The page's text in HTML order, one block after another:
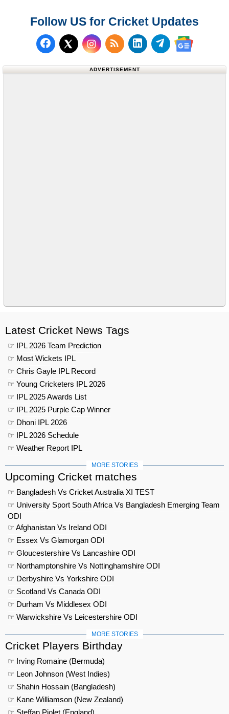
Follow US for Cricket Updates
Follow us on Facebook
Follow us on X (Twitter)
Subscribe to our RSS
Follow us on
Follow us on
Follow us
ADVERTISEMENT
Latest Cricket News Tags
☞ IPL 2026 Team Prediction
☞ Most Wickets IPL
☞ Chris Gayle IPL Record
☞ Young Cricketers IPL 2026
☞ IPL 2025 Awards List
☞ IPL 2025 Purple Cap Winner
☞ Dhoni IPL 2026
☞ IPL 2026 Schedule
☞ Weather Report IPL
MORE STORIES
Upcoming Cricket matches
☞ Bangladesh Vs Cricket Australia XI TEST
☞ University Sport South Africa Vs Bangladesh Emerging Team
ODI
☞ Afghanistan Vs Ireland ODI
☞ Essex Vs Glamorgan ODI
☞ Gloucestershire Vs Lancashire ODI
☞ Northamptonshire Vs Nottinghamshire ODI
☞ Derbyshire Vs Yorkshire ODI
☞ Scotland Vs Canada ODI
☞ Durham Vs Middlesex ODI
☞ Warwickshire Vs Leicestershire ODI
MORE STORIES
Cricket Players Birthday
☞ Irving Romaine (Bermuda)
☞ Leon Johnson (West Indies)
☞ Shahin Hossain (Bangladesh)
☞ Kane Williamson (New Zealand)
☞ Steffan Piolet (England)